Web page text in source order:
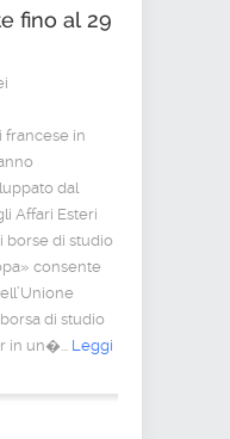
fino al 29
francese in
dal
Affari Esteri
borse di studio
consente
di studio
in un�... Leggi